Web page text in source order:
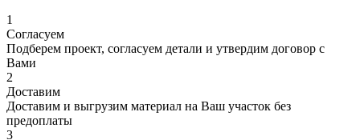
1
Согласуем
Подберем проект, согласуем детали и утвердим договор с
Вами
2
Доставим
Доставим и выгрузим материал на Ваш участок без
предоплаты
3